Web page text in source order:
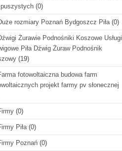
(0)
rozmiary Poznań Bydgoszcz Piła(0)
Żurawie Podnośniki Koszowe Usługi
Piła Dźwig Żuraw Podnośnik
(19)
fotowoltaiczna budowa farm
projekt farmy pv słonecznej
(0)
Piła(0)
Poznań (0)